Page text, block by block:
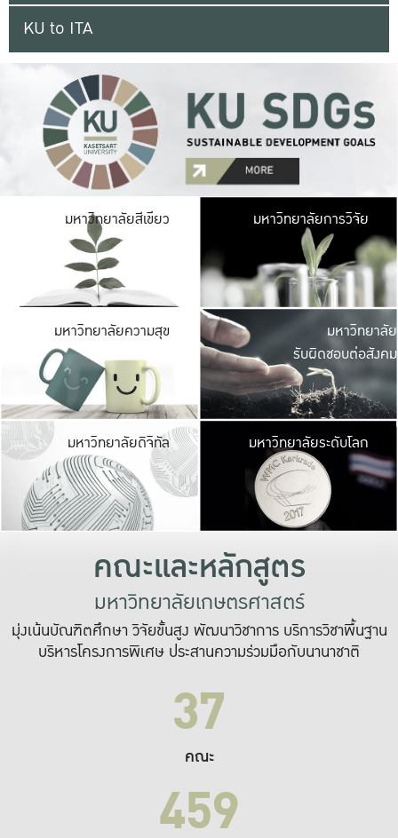
KU to ITA
มหาวิทยาลัยสีเขียว มหาวิ
มีพื้นที่เขียวสดใส
เป็นป่าในเมือง เกษต
มหาวิทยาลัยการวิจัย
มหาวิทยาลัยความสุข มหาวิ
ค
เปิดประ
และพบเรื่องราวใ
มหาวิทยาลัย
รับผิดชอบต่อสังคม
มหาวิทยาลัยดิจิทัล มหาวิ
เปลี่ยนแปลง แล
เพื่อทำง
ระบบสารสนเทศ
มหาวิทยาลัยระดับโลก
คณะและหลักสูตร
มหาวิทยาลัยเกษตรศาสตร์
มุ่งเน้นบัณฑิตศึกษา วิจัยขั้นสูง พัฒนาวิชาการ บริการวิชาพื้นฐาน
บริหารโครงการพิเศษ ประสานความร่วมมือกับนานาชาติ
37
คณะ
459